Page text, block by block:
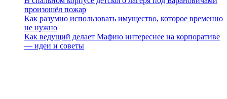
произошёл пожар
Как разумно использовать имущество, которое временно
не нужно
Как ведущий делает Мафию интереснее на корпоративе
— идеи и советы